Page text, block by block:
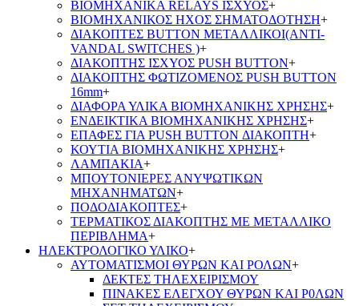
ΒΙΟΜΗΧΑΝΙΚΑ RELAYS ΙΣΧΥΟΣ+
ΒΙΟΜΗΧΑΝΙΚΟΣ ΗΧΟΣ ΣΗΜΑΤΟΔΟΤΗΣΗ+
ΔΙΑΚΟΠΤΕΣ BUTTON ΜΕΤΑΛΛΙΚΟΙ(ANTI-
VANDAL SWITCHES )+
ΔΙΑΚΟΠΤΗΣ ΙΣΧΥΟΣ PUSH BUTTON+
ΔΙΑΚΟΠΤΗΣ ΦΩΤΙΖΟΜΕΝΟΣ PUSH BUTTON
16mm+
ΔΙΑΦΟΡΑ ΥΛΙΚΑ ΒΙΟΜΗΧΑΝΙΚΗΣ ΧΡΗΣΗΣ+
ΕΝΔΕΙΚΤΙΚΑ ΒΙΟΜΗΧΑΝΙΚΗΣ ΧΡΗΣΗΣ+
ΕΠΑΦΕΣ ΓΙΑ PUSH BUTTON ΔΙΑΚΟΠΤΗ+
ΚΟΥΤΙΑ ΒΙΟΜΗΧΑΝΙΚΗΣ ΧΡΗΣΗΣ+
ΛΑΜΠΑΚΙΑ+
ΜΠΟΥΤΟΝΙΕΡΕΣ ΑΝΥΨΩΤΙΚΩΝ
ΜΗΧΑΝΗΜΑΤΩΝ+
ΠΟΔΟΔΙΑΚΟΠΤΕΣ+
ΤΕΡΜΑΤΙΚΟΣ ΔΙΑΚΟΠΤΗΣ ΜΕ ΜΕΤΑΛΛΙΚΟ
ΠΕΡΙΒΛΗΜΑ+
ΗΛΕΚΤΡΟΛΟΓΙΚΟ ΥΛΙΚΟ+
ΑΥΤΟΜΑΤΙΣΜΟΙ ΘΥΡΩΝ ΚΑΙ ΡΟΛΩΝ+
ΔΕΚΤΕΣ ΤΗΛΕΧΕΙΡΙΣΜΟΥ
ΠΙΝΑΚΕΣ ΕΛΕΓΧΟΥ ΘΥΡΩΝ ΚΑΙ Ρ0ΛΩΝ